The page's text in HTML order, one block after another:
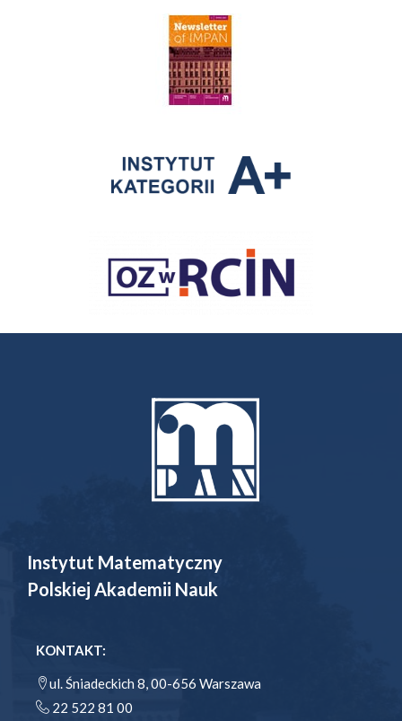
Instytut Matematyczny
Polskiej Akademii Nauk
KONTAKT:
ul. Śniadeckich 8, 00-656 Warszawa
22 522 81 00